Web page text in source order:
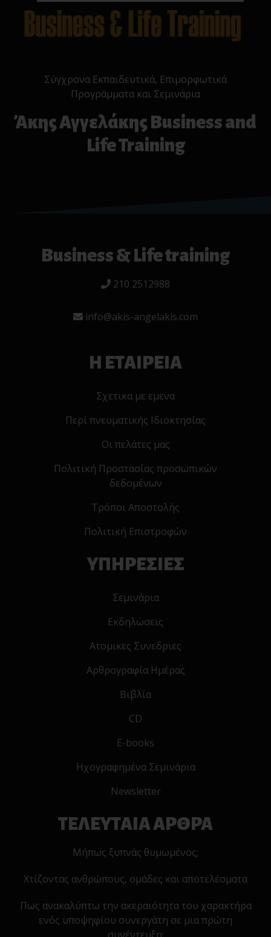
Σύγχρονα Εκπαιδευτικά, Επιμορφωτικά
Προγράμματα και Σεμινάρια
Άκης Αγγελάκης Business and
Life Training
Business & Life training
210 2512988
info@akis-angelakis.com
Η ΕΤΑΙΡΕΙΑ
Σχετικα με εμενα
Περί πνευματικής Ιδιοκτησίας
Οι πελάτες μας
Πολιτική Προστασίας προσωπικών
δεδομένων
Τρόποι Αποστολής
Πολιτική Επιστροφών
ΥΠΗΡΕΣΙΕΣ
Σεμινάρια
Εκδηλώσεις
Ατομικες Συνεδριες
Αρθρογραφία Ημέρας
Βιβλία
CD
E-books
Ηχογραφημένα Σεμινάρια
Newsletter
ΤΕΛΕΥΤΑΙΑ ΑΡΘΡΑ
Μήπως ξυπνάς θυμωμένος;
Χτίζοντας ανθρώπους, ομάδες και αποτελέσματα
Πως ανακαλύπτω την ακεραιότητα του χαρακτήρα
ενός υποψηφίου συνεργάτη σε μια πρώτη